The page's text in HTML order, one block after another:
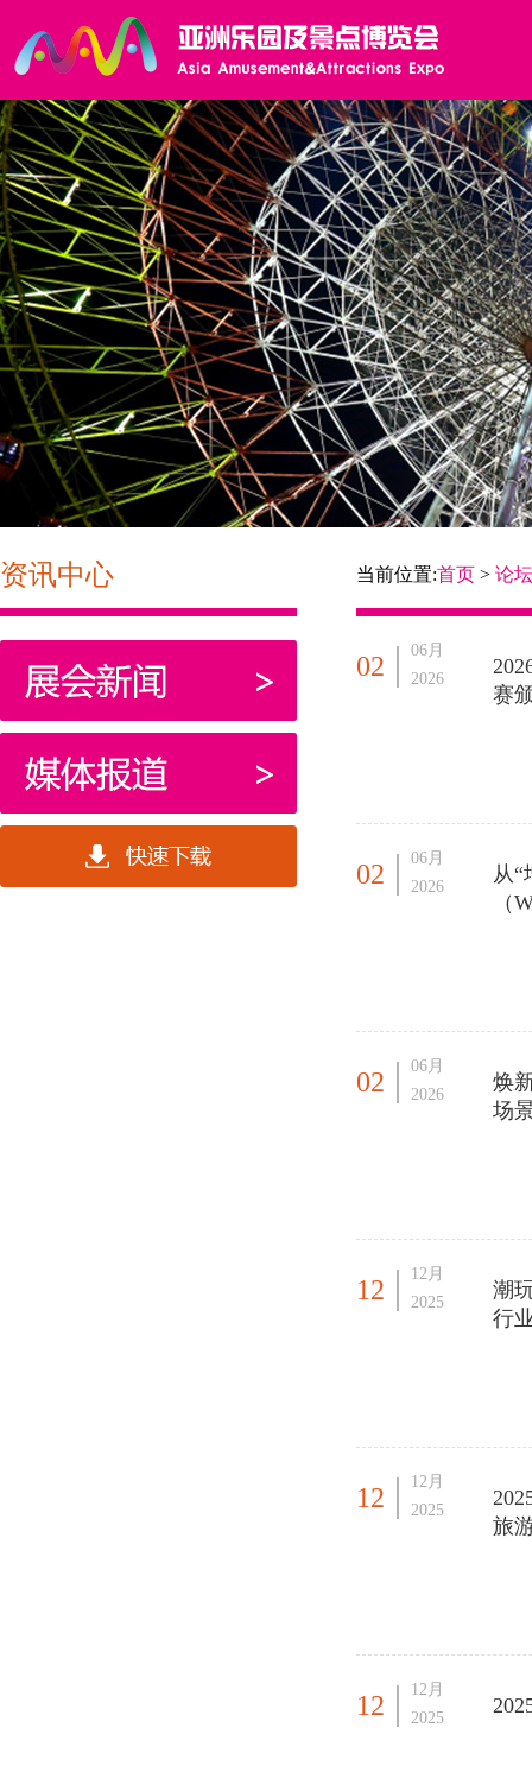
资讯中心 当前位置:首页 > 论
02
06月
2026
赛
02
06月
2026
从“
（
02
06月
2026
焕
场
12
12月
2025
潮
行
12
12月
2025
旅
12
12月
2025